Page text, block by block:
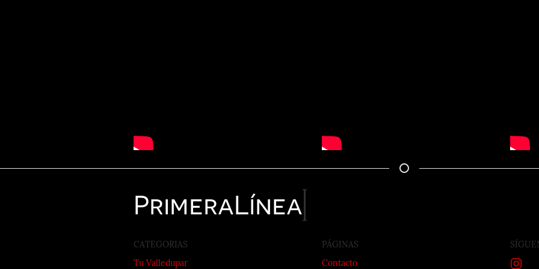
PrimeraLínea
CATEGORIAS
Tu Valledupar
PÁGINAS
Contacto